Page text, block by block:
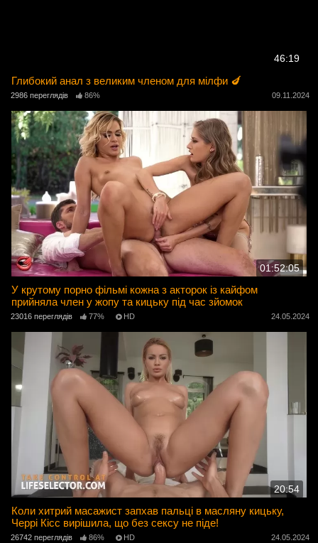
46:19
Глибокий анал з великим членом для мілфи 🍆
2986 переглядів 86% 09.11.2024
01:52:05
У крутому порно фільмі кожна з акторок із кайфом
прийняла член у жопу та кицьку під час зйомок
23016 переглядів 77% HD 24.05.2024
20:54
Коли хитрий масажист запхав пальці в масляну кицьку,
Черрі Кісс вирішила, що без сексу не піде!
26742 переглядів 86% HD 24.05.2024